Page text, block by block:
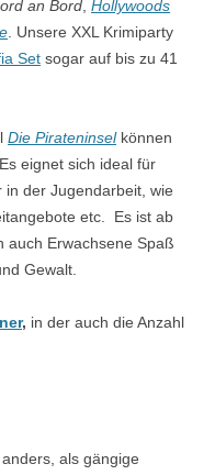
an Bord Hollywoods
. Unsere XXL Krimiparty
Set sogar auf bis zu 41
Die Pirateninselkönnen
eignet sich ideal für
in der Jugendarbeit, wie
etc. Es ist ab
auch Erwachsene Spaß
Gewalt.
, in der auch die Anzahl
als gängige